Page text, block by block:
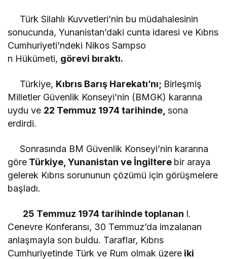
Türk Silahlı Kuvvetleri’nin bu müdahalesinin
sonucunda, Yunanistan’daki cunta idaresi ve Kıbrıs
Cumhuriyeti’ndeki Nikos Sampso
n Hükümeti, görevi bıraktı.
Türkiye, Kıbrıs Barış Harekatı’nı; Birleşmiş
Milletler Güvenlik Konseyi’nin (BMGK) kararına
uydu ve 22 Temmuz 1974 tarihinde,sona
erdirdi.
Sonrasında BM Güvenlik Konseyi’nin kararına
göre Türkiye, Yunanistan ve İngiltere bir araya
gelerek Kıbrıs sorununun çözümü için görüşmelere
başladı.
25 Temmuz 1974 tarihinde toplanan I.
Cenevre Konferansı, 30 Temmuz’da imzalanan
anlaşmayla son buldu. Taraflar, Kıbrıs
Cumhuriyetinde Türk ve Rum olmak üzere iki